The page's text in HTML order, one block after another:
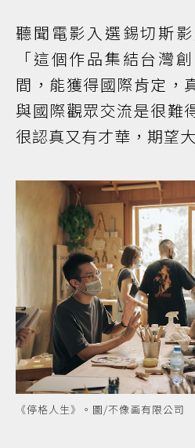
聽聞電影入選錫切斯
「這個作品集結台灣
間，能獲得國際肯定，
與國際觀眾交流是很難
很認真又有才華，期望
《停格人生》。圖/不像画有限公司